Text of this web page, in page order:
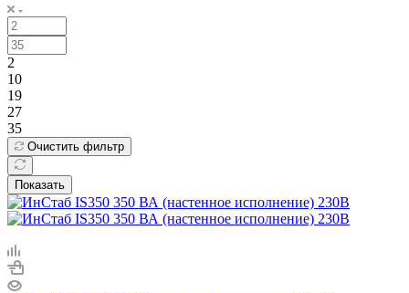
2
10
19
27
35
Очистить фильтр
Показать